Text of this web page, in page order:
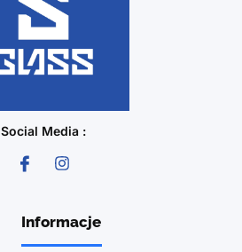
Social Media :
Informacje